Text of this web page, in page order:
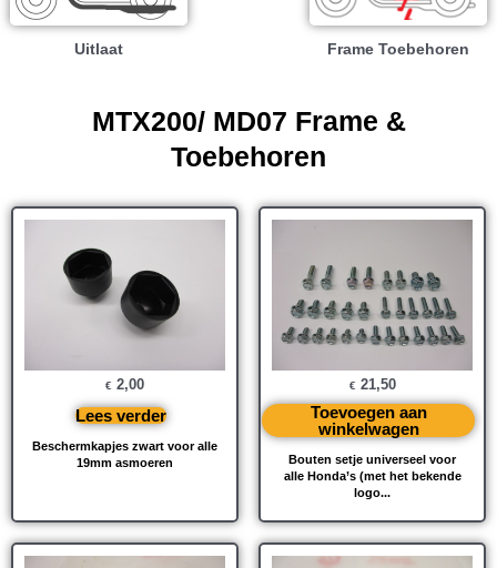
Uitlaat Frame Toebehoren
MTX200/ MD07 Frame &
Toebehoren
Beschermkapjes zwart voor alle
19mm asmoeren
€ 2,00
Lees verder
Bouten setje universeel voor
alle Honda’s (met het bekende
logo...
€ 21,50
Toevoegen aan
winkelwagen